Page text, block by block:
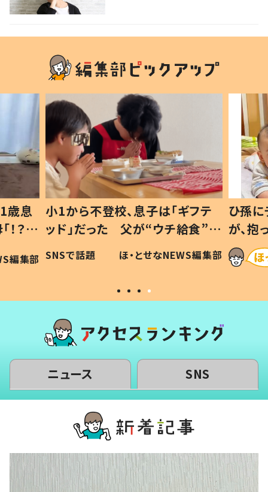
歳息
？」
編集部
小1から不登校、息子は「ギフテ
ッド」だった 父が“ウチ給食”を
作り続ける理由とは #令和の親
#令和の子
SNSで話題 ほ・とせなNEWS編集部
ひ孫
が、
「涙が
い」
ニュース SNS